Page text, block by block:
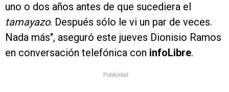
uno o dos años antes de que sucediera el
tamayazo. Después sólo le vi un par de veces.
Nada más", aseguró este jueves Dionisio Ramos
en conversación telefónica con infoLibre.
Publicidad